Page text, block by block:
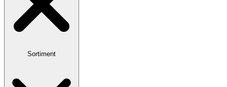
Sortiment